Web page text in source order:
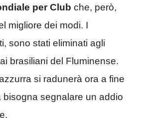
per Club che, però,
migliore dei modi. I
sono stati eliminati agli
brasiliani del Fluminense.
si radunerà ora a fine
bisogna segnalare un addio